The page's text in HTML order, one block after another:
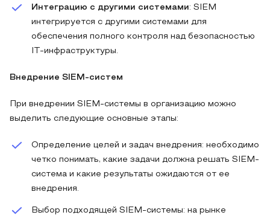
Интеграцию с другими системами: SIEM
интегрируется с другими системами для
обеспечения полного контроля над безопасностью
IT-инфраструктуры.
Внедрение SIEM-систем
При внедрении SIEM-системы в организацию можно
выделить следующие основные этапы:
Определение целей и задач внедрения: необходимо
четко понимать, какие задачи должна решать SIEM-
система и какие результаты ожидаются от ее
внедрения.
Выбор подходящей SIEM-системы: на рынке